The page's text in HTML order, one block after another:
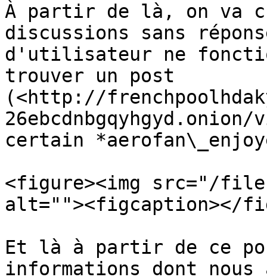
À partir de là, on va
discussions sans
d'utilisateur ne
trouver un post
(<http://
certain
<figure><img src="/files/
alt=""><figcaption></
Et là à partir de ce
informations dont nous